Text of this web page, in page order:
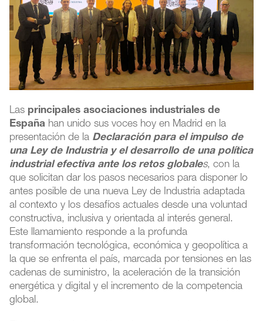
Las principales asociaciones industriales de
España han unido sus voces hoy en Madrid en la
presentación de la Declaración para el impulso de
una Ley de Industria y el desarrollo de una política
industrial efectiva ante los retos globales, con la
que solicitan dar los pasos necesarios para disponer lo
antes posible de una nueva Ley de Industria adaptada
al contexto y los desafíos actuales desde una voluntad
constructiva, inclusiva y orientada al interés general.
Este llamamiento responde a la profunda
transformación tecnológica, económica y geopolítica a
la que se enfrenta el país, marcada por tensiones en las
cadenas de suministro, la aceleración de la transición
energética y digital y el incremento de la competencia
global.